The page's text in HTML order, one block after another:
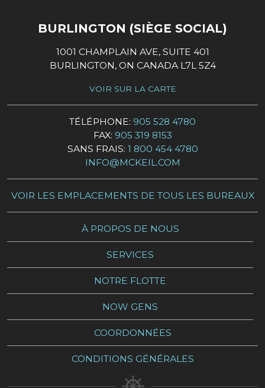
BURLINGTON (SIÈGE SOCIAL)
1001 CHAMPLAIN AVE, SUITE 401
BURLINGTON, ON CANADA L7L 5Z4
VOIR SUR LA CARTE
TÉLÉPHONE: 905 528 4780
FAX: 905 319 8153
SANS FRAIS: 1 800 454 4780
INFO@MCKEIL.COM
VOIR LES EMPLACEMENTS DE TOUS LES BUREAUX
À PROPOS DE NOUS
SERVICES
NOTRE FLOTTE
NOW GENS
COORDONNÉES
CONDITIONS GÉNÉRALES